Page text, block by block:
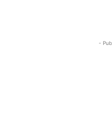
-